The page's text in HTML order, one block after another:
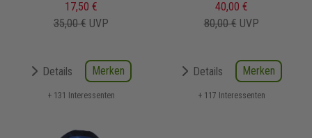
17,50 €
35,00 € UVP
Details Merken
+ 131 Interessenten
40,00 €
80,00 € UVP
Details Merken
+ 117 Interessenten